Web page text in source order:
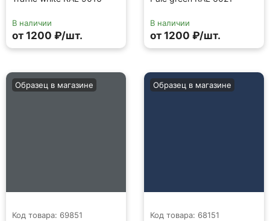
В наличии
от 1200 ₽/шт.
В наличии
от 1200 ₽/шт.
Код товара: 69851
Образец в магазине
Код товара: 68151
Образец в магазине